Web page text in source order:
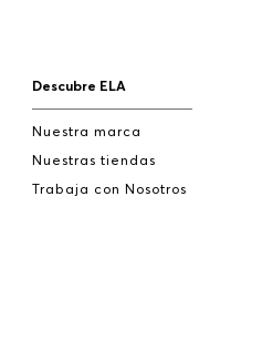
Descubre ELA
Nuestra marca
Nuestras tiendas
Trabaja con Nosotros